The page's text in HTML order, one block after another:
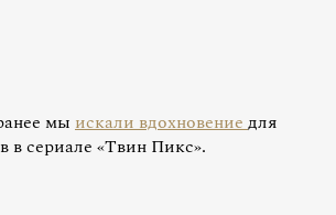
мы искали вдохновениедля
в сериале «Твин Пикс».